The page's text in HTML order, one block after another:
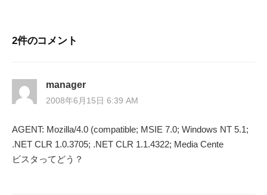
ビ
ゲ
ー
シ
ョ
2件のコメント
manager
2008年6月15日 6:39 AM
AGENT: Mozilla/4.0 (compatible; MSIE 7.0; Windows NT 5.1;
.NET CLR 1.0.3705; .NET CLR 1.1.4322; Media Cente
ビスタってどう？